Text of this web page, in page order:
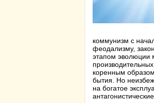
коммунизм с
феодализму,
этапом эволюции
коренным
бытия. Но
на богатое